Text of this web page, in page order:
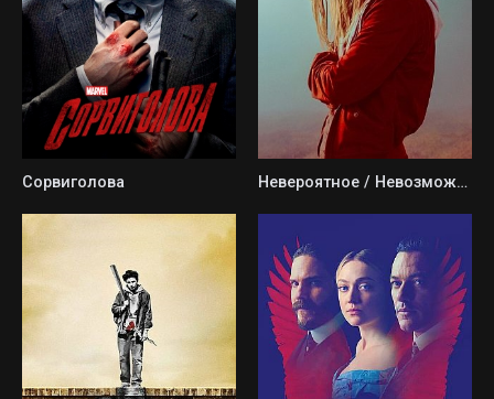
Сорвиголова Невероятное / Невозможно поверить